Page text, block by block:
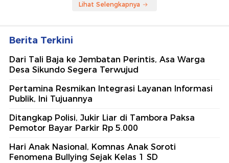
Lihat Selengkapnya
Berita Terkini
Dari Tali Baja ke Jembatan Perintis, Asa Warga
Desa Sikundo Segera Terwujud
Pertamina Resmikan Integrasi Layanan Informasi
Publik, Ini Tujuannya
Ditangkap Polisi, Jukir Liar di Tambora Paksa
Pemotor Bayar Parkir Rp 5.000
Hari Anak Nasional, Komnas Anak Soroti
Fenomena Bullying Sejak Kelas 1 SD